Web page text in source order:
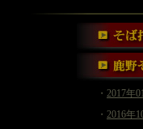
・ 2017年
・ 2016年